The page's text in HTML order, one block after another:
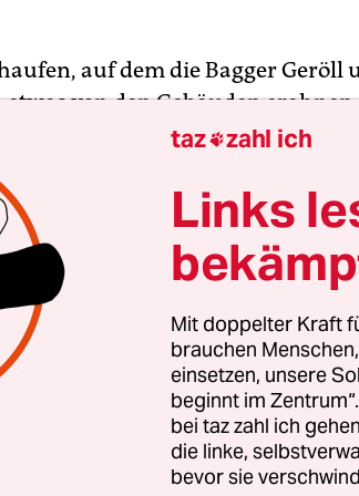
auf dem die Bagger Geröll
von den Gebäuden
in den 70er Jahren errichtetes
Seitenflügel – beide
dem Grundstück in der
Neubauprojekt „The Charles“
Norsk AG an dieser Stelle
reiner Spekulationsbau“, kritisiert
Nachbarschaftsinitiative LiMa-
das direkt an die
an den Investor vom
„Zerstörung von
sei der Abriss des Seitenflügels,
taz zahl ich
Links
Mit doppelter Kraft
brauchen
einsetzen, unsere
beginnt im
bei taz zahl ich
die linke,
bevor sie